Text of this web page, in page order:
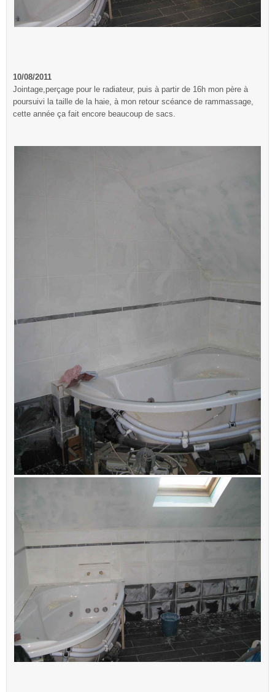
10/08/2011
Jointage,perçage pour le radiateur, puis à partir de 16h mon père à
poursuivi la taille de la haie, à mon retour scéance de rammassage,
cette année ça fait encore beaucoup de sacs.